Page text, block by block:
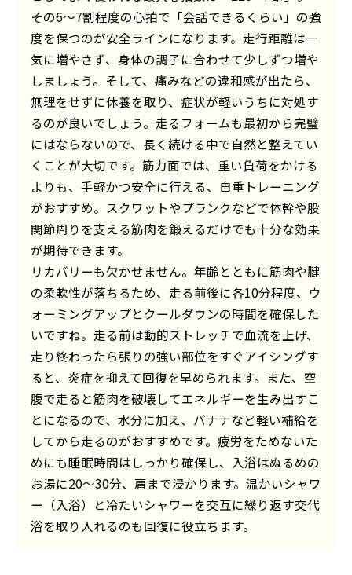
その6〜7割程度の心拍で「会話できるくらい」の強
度を保つのが安全ラインになります。走行距離は一
気に増やさず、身体の調子に合わせて少しずつ増や
しましょう。そして、痛みなどの違和感が出たら、
無理をせずに休養を取り、症状が軽いうちに対処す
るのが良いでしょう。走るフォームも最初から完璧
にはならないので、長く続ける中で自然と整えてい
くことが大切です。筋力面では、重い負荷をかける
よりも、手軽かつ安全に行える、自重トレーニング
がおすすめ。スクワットやプランクなどで体幹や股
関節周りを支える筋肉を鍛えるだけでも十分な効果
が期待できます。
リカバリーも欠かせません。年齢とともに筋肉や腱
の柔軟性が落ちるため、走る前後に各10分程度、ウ
ォーミングアップとクールダウンの時間を確保した
いですね。走る前は動的ストレッチで血流を上げ、
走り終わったら張りの強い部位をすぐアイシングす
ると、炎症を抑えて回復を早められます。また、空
腹で走ると筋肉を破壊してエネルギーを生み出すこ
とになるので、水分に加え、バナナなど軽い補給を
してから走るのがおすすめです。疲労をためないた
めにも睡眠時間はしっかり確保し、入浴はぬるめの
お湯に20〜30分、肩まで浸かります。温かいシャワ
ー（入浴）と冷たいシャワーを交互に繰り返す交代
浴を取り入れるのも回復に役立ちます。